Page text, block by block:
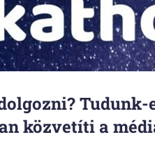
közvetíti a